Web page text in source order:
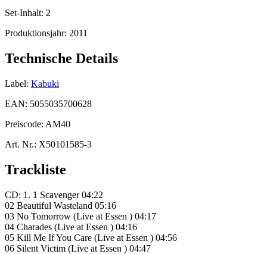
Set-Inhalt: 2
Produktionsjahr: 2011
Technische Details
Label: Kabuki
EAN: 5055035700628
Preiscode: AM40
Art. Nr.: X50101585-3
Trackliste
CD: 1. 1 Scavenger 04:22
02 Beautiful Wasteland 05:16
03 No Tomorrow (Live at Essen ) 04:17
04 Charades (Live at Essen ) 04:16
05 Kill Me If You Care (Live at Essen ) 04:56
06 Silent Victim (Live at Essen ) 04:47